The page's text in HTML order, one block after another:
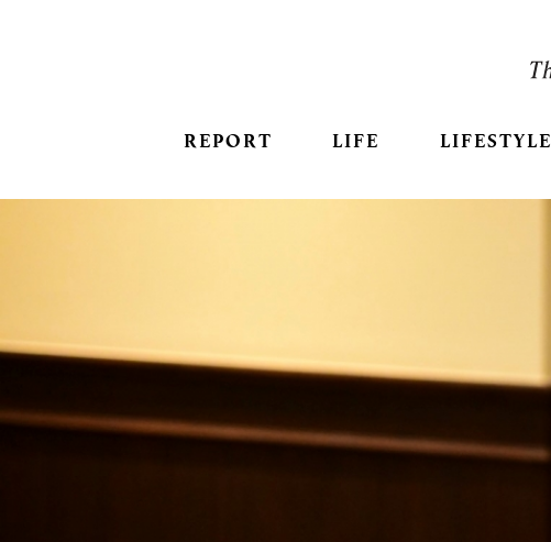
REPORT LIFE LIFESTYLE